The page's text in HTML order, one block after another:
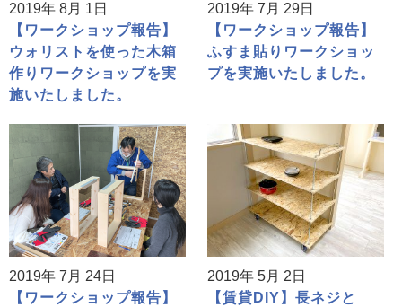
2019年 8月 1日
【ワークショップ報告】
ウォリストを使った木箱
作りワークショップを実
施いたしました。
2019年 7月 29日
【ワークショップ報告】
ふすま貼りワークショッ
プを実施いたしました。
2019年 7月 24日
【ワークショップ報告】
2019年 5月 2日
【賃貸DIY】長ネジと